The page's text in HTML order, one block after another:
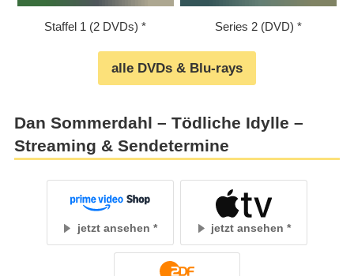
Staffel 1 (2 DVDs) Series 2 (DVD)
alle DVDs & Blu-rays
Dan Sommerdahl – Tödliche Idylle –
Streaming & Sendetermine
jetzt ansehen jetzt ansehen